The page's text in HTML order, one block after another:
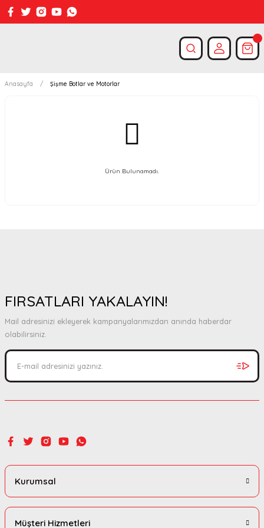
Anasayfa Şişme Botlar ve Motorlar
Ürün Bulunamadı.
FIRSATLARI YAKALAYIN!
Mail adresinizi ekleyerek kampanyalarımızdan anında haberdar
olabilirsiniz.
Kurumsal
Müşteri Hizmetleri